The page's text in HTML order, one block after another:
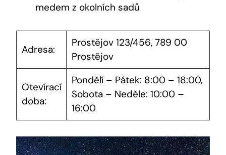
medem z okolních sadů
Adresa:
Prostějov 123/456, 789 00
Prostějov
Otevírací
doba:
Pondělí – Pátek: 8:00 – 18:00,
Sobota – Neděle: 10:00 –
16:00